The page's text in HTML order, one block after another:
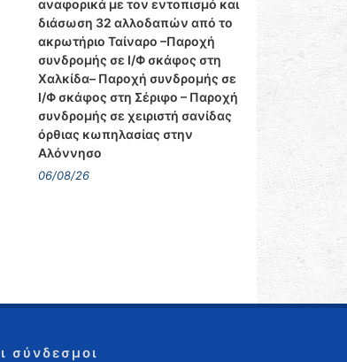
αναφορικά με τον εντοπισμό και
διάσωση 32 αλλοδαπών από το
ακρωτήριο Ταίναρο –Παροχή
συνδρομής σε Ι/Φ σκάφος στη
Χαλκίδα– Παροχή συνδρομής σε
Ι/Φ σκάφος στη Σέριφο – Παροχή
συνδρομής σε χειριστή σανίδας
όρθιας κωπηλασίας στην
Αλόννησο
06/08/26
σύνδεσμοι